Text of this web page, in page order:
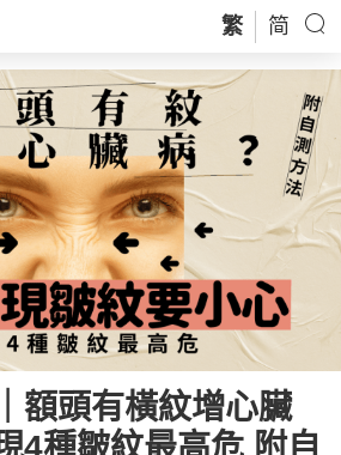
繁 简
額頭有橫紋增心臟
4種皺紋最高危 附自